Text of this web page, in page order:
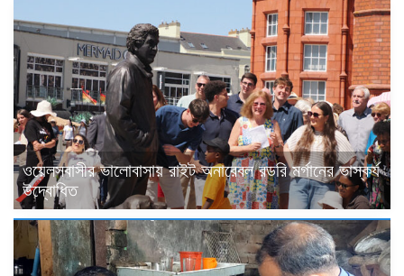
ওয়েলসবাসীর ভালোবাসায় রাইট অনারেবল রডরি মর্গানের ভাস্কর্য
উদ্বোধিত